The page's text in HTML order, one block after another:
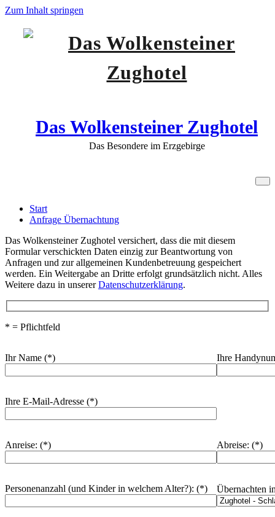
Zum Inhalt springen
Das Wolkensteiner Zughotel
Das Besondere im Erzgebirge
Start
Anfrage Übernachtung
Das Wolkensteiner Zughotel versichert, dass die mit diesem
Formular verschickten Daten einzig zur Beantwortung von
Anfragen und zur allgemeinen Kundenbetreuung gespeichert
werden. Ein Weitergabe an Dritte erfolgt grundsätzlich nicht. Alles
Weitere dazu in unsererDatenschutzerklärung.
* = Pflichtfeld
Ihr Name (*) Ihre
Ihre E-Mail-Adresse (*)
Anreise: (*) Abreise: (*)
Personenanzahl (und Kinder in welchem Alter?): (*) Übernachten